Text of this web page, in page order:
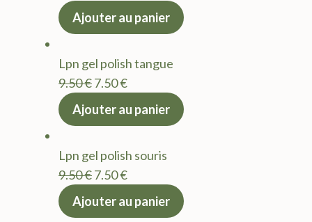
prix
9.50 €.
actuel
7.50 €.
Ajouter au panier
Lpn gel polish tangue
9.50€Le
prix
9.50 €.
7.50€Le
actuel
7.50 €.
Ajouter au panier
Lpn gel polish souris
9.50€Le
prix
7.50€Le
actuel
Ajouter au panier